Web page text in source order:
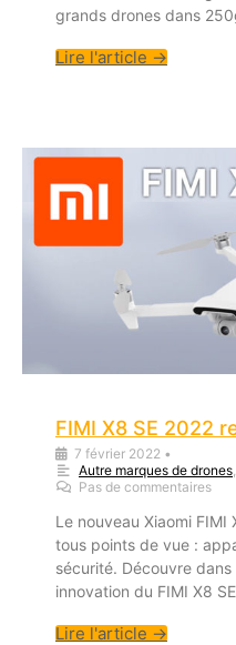
grands drones dans
Lire l'article →
FIMI X8 SE 2022
7 février 2022 •
Autre marques de drones
Pas de commentaires
Le nouveau Xiaomi
tous points de vue :
sécurité. Découvre
innovation du FIMI X8
Lire l'article →